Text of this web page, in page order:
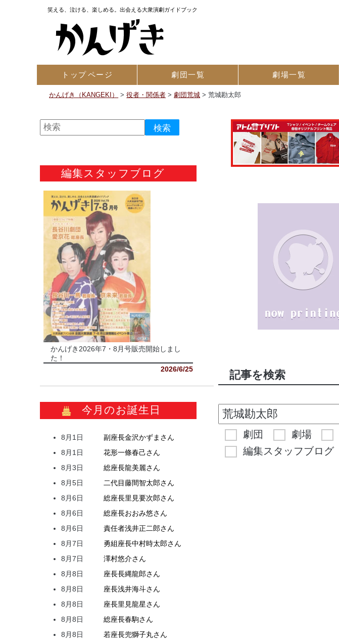
笑える、泣ける、楽しめる。出会える大衆演劇ガイドブック
トップページ 劇団一覧 劇場一覧
かんげき（KANGEKI） >役者・関係者 >劇団荒城 >荒城勘太郎
記事を検索
劇団 劇場
編集スタッフブログ
編集スタッフブログ
かんげき2026年7・8月号販売開始しまし
た！
2026/6/25
今月のお誕生日
8月1日 副座長金沢かずま さん
8月1日
花形一條春己さん
8月3日
総座長龍美麗さん
8月5日
二代目藤間智太郎さん
8月6日
総座長里見要次郎さん
8月6日
総座長おおみ悠さん
8月6日
責任者浅井正二郎さん
8月7日
勇組座長中村時太郎さん
8月7日
澤村悠介さん
8月8日
座長長縄龍郎さん
8月8日
座長浅井海斗さん
8月8日
座長里見龍星さん
8月8日
総座長春駒さん
8月8日
若座長兜獅子丸さん